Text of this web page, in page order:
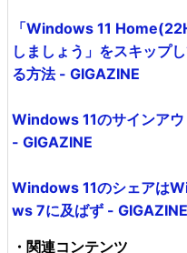
「Windows 11
しましょう」をスキップ
る方法 - GIGAZINE
Windows 11のサインア
- GIGAZINE
Windows 11のシェアは
ws 7に及ばず - GIGAZINE
・関連コンテンツ